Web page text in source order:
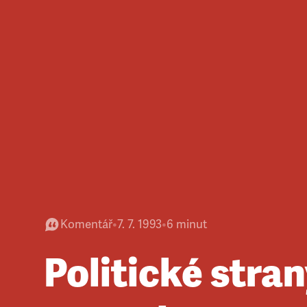
Komentář•7. 7. 1993•6 minut
Politické